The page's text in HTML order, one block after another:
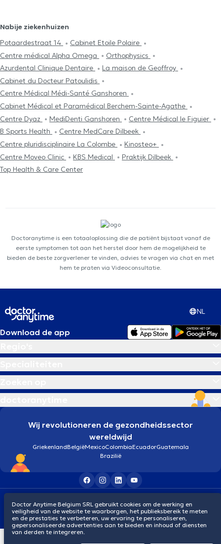
Nabije ziekenhuizen
Potaardestraat 14
Cabinet Etoile Polaire
Centre médical Alpha Omega
Orthophysics
Azurdental Clinique Dentaire
La maison de Geoffroy
Cabinet du Docteur Patoulidis
Centre Médical Médi-Santé Ganshoren
Cabinet Médical et Paramédical Berchem-Sainte-Agathe
Centre Dyaz
MediDenti Ganshoren
Centre Médical le Figuier
B Sports Health
Centre MedCare Dilbeek
Centre pluridisciplinaire La Colombe
Kinosteo+
Centre Moveo Clinic
KBS Medical
Praktijk Dilbeek
Top Health & Care Center
Doctoranytime is een totaaloplossing die de patiënt bijstaat vanaf de
eerste symptomen tot aan het herstel door hem de mogelijkheid te
bieden de beste zorgverlener te vinden, advies te vragen via chat en met
hem te praten via Videoconsultatie.
NL
Download de app
Wij revolutioneren de gezondheidssector
wereldwijd
GriekenlandBelgiëMexicoColombiaEcuadorGuatemala
Brazilië
© 2026 doctoranytime
Doctor Anytime Belgium SRL gebruikt cookies om de werking en
veiligheid van de website te waarborgen, het publieksbereik te meten
en de prestaties te verbeteren, uw ervaring te personaliseren,
gepersonaliseerde advertenties aan te bieden en inhoud of diensten
van derden te integreren.